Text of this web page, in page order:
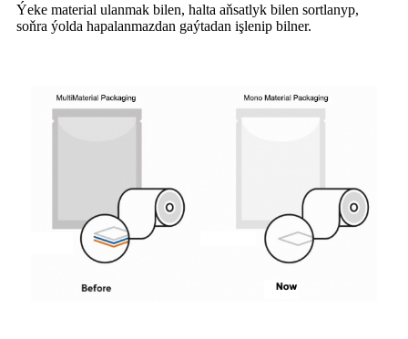
Ýeke material ulanmak bilen, halta aňsatlyk bilen sortlanyp,
soňra ýolda hapalanmazdan gaýtadan işlenip bilner.